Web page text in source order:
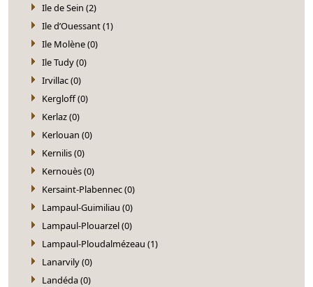
Ile de Sein (2)
Ile d’Ouessant (1)
Ile Molène (0)
Ile Tudy (0)
Irvillac (0)
Kergloff (0)
Kerlaz (0)
Kerlouan (0)
Kernilis (0)
Kernouès (0)
Kersaint-Plabennec (0)
Lampaul-Guimiliau (0)
Lampaul-Plouarzel (0)
Lampaul-Ploudalmézeau (1)
Lanarvily (0)
Landéda (0)